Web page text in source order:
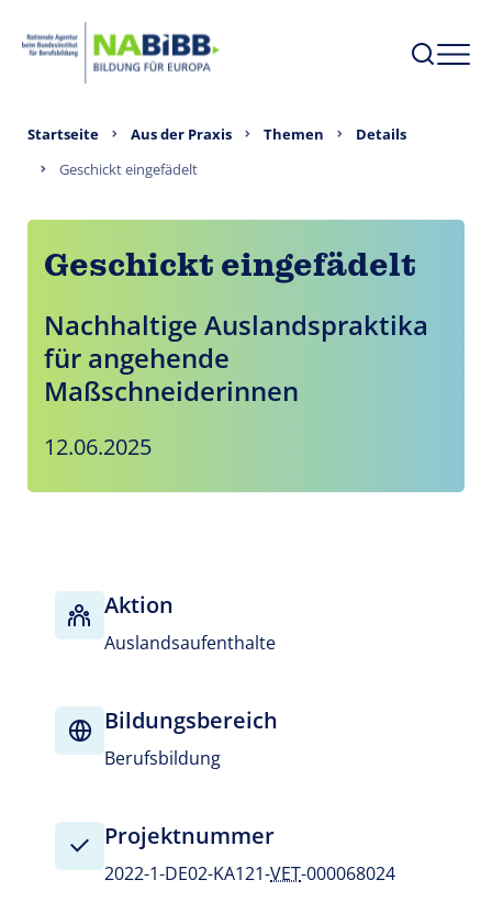
Startseite Aus der Praxis Themen
Details
Geschickt eingefädelt
Geschickt eingefädelt
Nachhaltige Auslandspraktika
für angehende
Maßschneiderinnen
12.06.2025
Aktion
Auslandsaufenthalte
Bildungsbereich
Berufsbildung
Projektnummer
2022-1-DE02-KA121-VET-000068024